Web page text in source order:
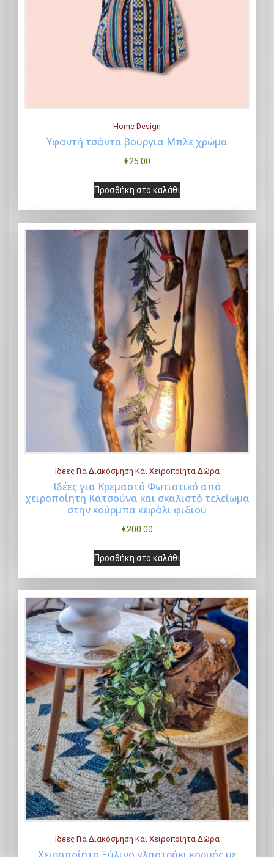
Home Design
Υφαντή τσάντα βούργια Μπλε χρώμα
€25.00
Προσθήκη στο καλάθι
Buy Now
Ιδέες Για Διακόσμηση Και Χειροποίητα Δώρα
Iδέες για Κρεμαστό Φωτιστικό από
χειροποίητη Κατσούνα και σκαλιστό τελείωμα
στην κούρμπα κεφάλι φιδιού
€200.00
Προσθήκη στο καλάθι
Ιδέες Για Διακόσμηση Και Χειροποίητα Δώρα